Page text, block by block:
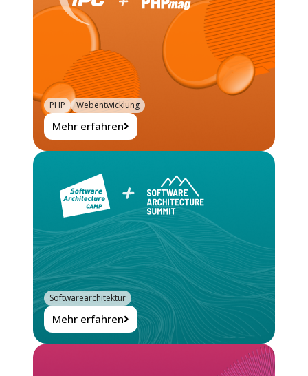
Mehr erfahren
PHP Webentwicklung
Mehr erfahren
Softwarearchitektur